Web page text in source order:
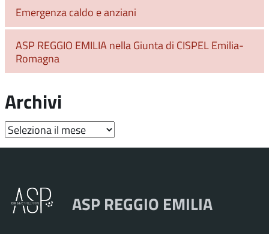
Emergenza caldo e anziani
ASP REGGIO EMILIA nella Giunta di CISPEL Emilia-
Romagna
Archivi
Archivi
ASP REGGIO EMILIA